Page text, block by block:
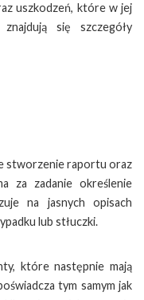
uszkodzeń, które w jej
się szczegóły
stworzenie raportu oraz
za zadanie określenie
na jasnych opisach
lub stłuczki.
które następnie mają
tym samym jak